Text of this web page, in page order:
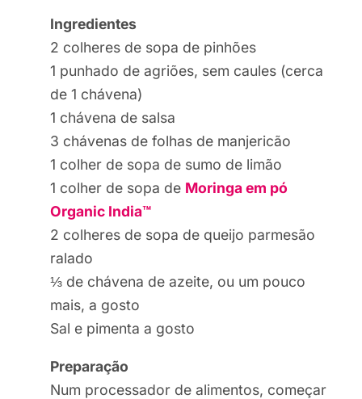
Ingredientes
2 colheres de sopa de pinhões
1 punhado de agriões, sem caules (cerca
de 1 chávena)
1 chávena de salsa
3 chávenas de folhas de manjericão
1 colher de sopa de sumo de limão
1 colher de sopa de Moringa em pó
Organic India™
2 colheres de sopa de queijo parmesão
ralado
⅓ de chávena de azeite, ou um pouco
mais, a gosto
Sal e pimenta a gosto
Preparação
Num processador de alimentos, começar